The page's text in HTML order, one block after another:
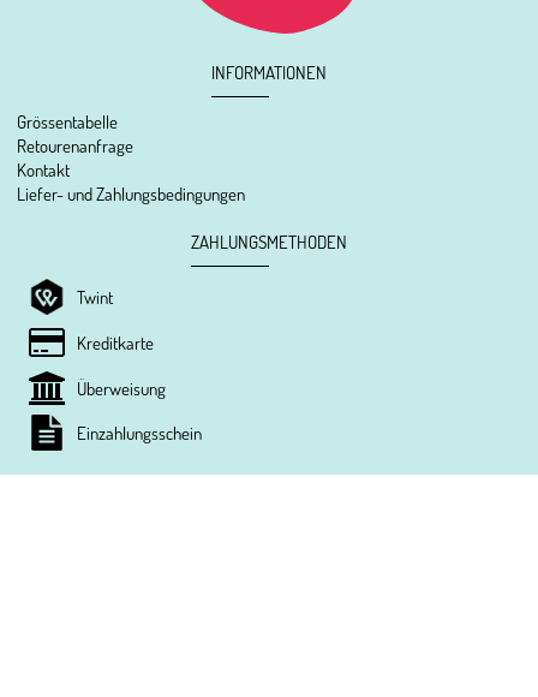
INFORMATIONEN
Grössentabelle
Retourenanfrage
Kontakt
Liefer- und Zahlungsbedingungen
ZAHLUNGSMETHODEN
Twint
Kreditkarte
Überweisung
Einzahlungsschein